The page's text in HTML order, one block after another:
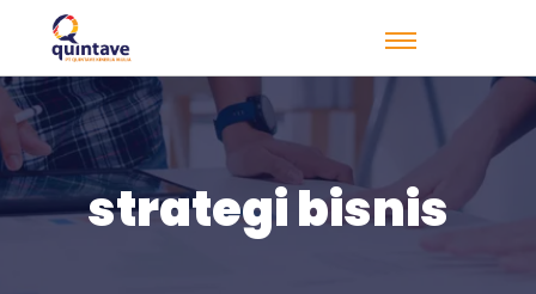
strategi bisnis